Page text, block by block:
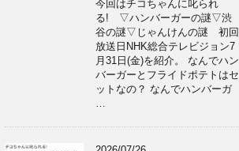
今回はチコちゃんに叱られ
る! ▽ハンバーガーの謎▽渋
谷の謎▽じゃんけんの謎 初回
放送日NHK総合テレビジョン7
月31日(金)を紹介。 なんでハン
バーガーとフライドポテトはセ
ットなの？ なんでハンバーガ
…